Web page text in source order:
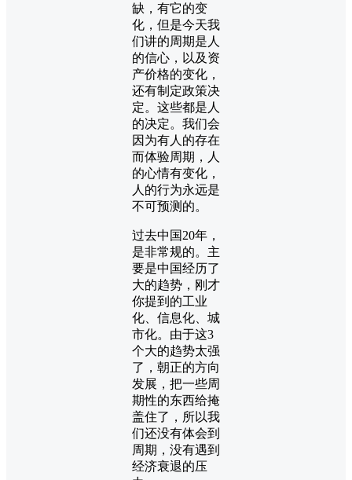
缺，有它的变
化，但是今天我
们讲的周期是人
的信心，以及资
产价格的变化，
还有制定政策决
定。这些都是人
的决定。我们会
因为有人的存在
而体验周期，人
的心情有变化，
人的行为永远是
不可预测的。
过去中国20年，
是非常规的。主
要是中国经历了
大的趋势，刚才
你提到的工业
化、信息化、城
市化。由于这3
个大的趋势太强
了，朝正的方向
发展，把一些周
期性的东西给掩
盖住了，所以我
们还没有体会到
周期，没有遇到
经济衰退的压